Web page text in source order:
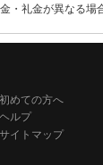
・礼金が異なる場
初めての方へ
ヘルプ
サイトマップ